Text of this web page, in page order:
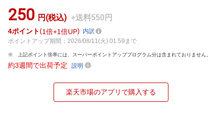
250 円(税込) +送料550円
4ポイント 1倍 1倍UP
内訳
ポイントアップ期間：2026/08/11(火) 01:59まで
上記ポイント倍率には、スーパーポイントアッププログラム分は含まれておりません。
約3週間で出荷予定 説明
楽天市場のアプリで購入する